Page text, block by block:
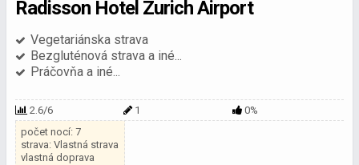
Radisson Hotel Zurich Airport
Vegetariánska strava
Bezgluténová strava a iné...
Práčovňa a iné...
2.6/6 1
0%
počet nocí: 7
strava: Vlastná strava
vlastná doprava